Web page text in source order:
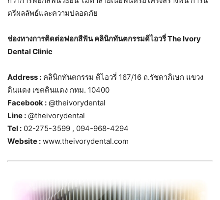
ตรีผลลัพธ์และความปลอดภัย
ช่องทางการติดต่อฟอกสีฟัน คลินิกทันตกรรมดิไอวรี่ The Ivory
Dental Clinic
Address : คลินิกทันตกรรม ดิไอวรี่ 167/16 ถ.รัชดาภิเษก แขวง
ดินแดง เขตดินแดง กทม. 10400
Facebook : @theivorydental
Line : @theivorydental
Tel : 02-275-3599 , 094-968-4294
Website : www.theivorydental.com